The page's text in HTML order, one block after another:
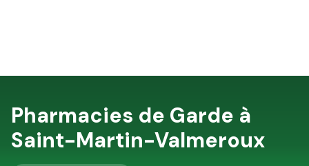
Pharmacies de Garde à
Saint-Martin-Valmeroux